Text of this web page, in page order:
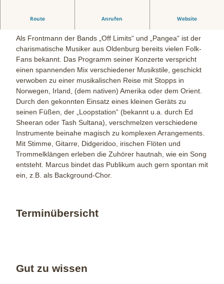
Route Anrufen Website
Live-Musik im Biergarten
Als Frontmann der Bands „Off Limits“ und „Pangea“ ist der
charismatische Musiker aus Oldenburg bereits vielen Folk-
Fans bekannt. Das Programm seiner Konzerte verspricht
einen spannenden Mix verschiedener Musikstile, geschickt
verwoben zu einer musikalischen Reise mit Stopps in
Norwegen, Irland, (dem nativen) Amerika oder dem Orient.
Durch den gekonnten Einsatz eines kleinen Geräts zu
seinen Füßen, der „Loopstation“ (bekannt u.a. durch Ed
Sheeran oder Tash Sultana), verschmelzen verschiedene
Instrumente beinahe magisch zu komplexen Arrangements.
Mit Stimme, Gitarre, Didgeridoo, irischen Flöten und
Trommelklängen erleben die Zuhörer hautnah, wie ein Song
entsteht. Marcus bindet das Publikum auch gern spontan mit
ein, z.B. als Background-Chor.
Terminübersicht
Gut zu wissen